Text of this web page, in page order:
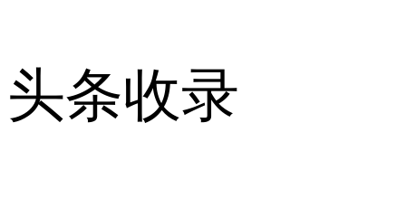
头条收录